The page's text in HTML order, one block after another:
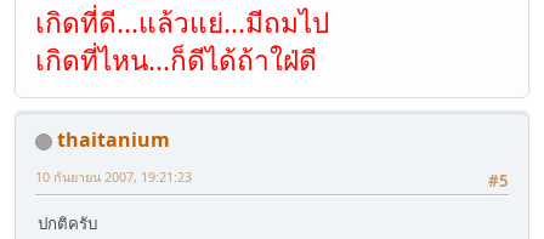
เกิดที่ดี...แล้วแย่...มีถมไป
เกิดที่ไหน...ก็ดีได้ถ้าใฝ่ดี
thaitanium
#5
10 กันยายน 2007, 19:21:23
ปกติครับ